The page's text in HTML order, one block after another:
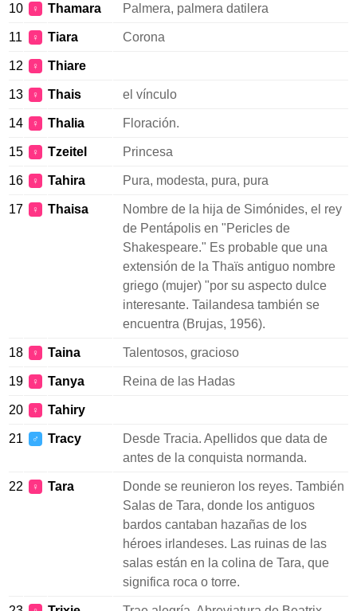
10 ♀ Thamara Palmera, palmera datilera
11 ♀ Tiara Corona
12 ♀ Thiare
13 ♀ Thais el vínculo
14 ♀ Thalia Floración.
15 ♀ Tzeitel Princesa
16 ♀ Tahira Pura, modesta, pura, pura
17 ♀ Thaisa
Nombre de la hija de Simónides, el rey
de Pentápolis en "Pericles de
Shakespeare." Es probable que una
extensión de la Thaïs antiguo nombre
griego (mujer) "por su aspecto dulce
interesante. Tailandesa también se
encuentra (Brujas, 1956).
18 ♀ Taina Talentosos, gracioso
19 ♀ Tanya Reina de las Hadas
20 ♀ Tahiry
21 ♂ Tracy
Desde Tracia. Apellidos que data de
antes de la conquista normanda.
22 ♀ Tara
Donde se reunieron los reyes. También
Salas de Tara, donde los antiguos
bardos cantaban hazañas de los
héroes irlandeses. Las ruinas de las
salas están en la colina de Tara, que
significa roca o torre.